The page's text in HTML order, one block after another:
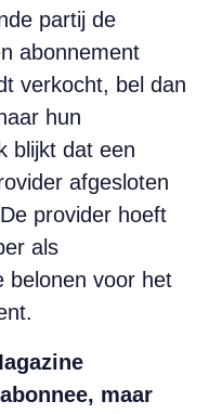
partij de
abonnement
verkocht, bel dan
hun
blijkt dat een
afgesloten
provider hoeft
als
belonen voor het
maar